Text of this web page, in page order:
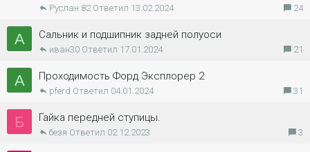
24
13.02.2024
Руслан 82
А Сальник и подшипник задней полуоси
21
17.01.2024
иван30
А Проходимость Форд Эксплорер 2
31
04.01.2024
pferd
Б Гайка передней ступицы.
3
02.12.2023
безя